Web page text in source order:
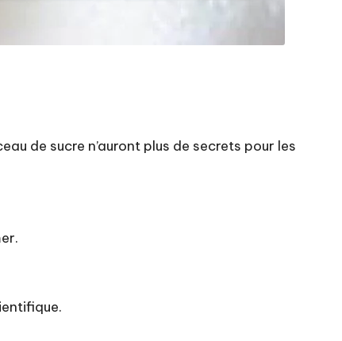
de sucre n’auront plus de secrets pour les